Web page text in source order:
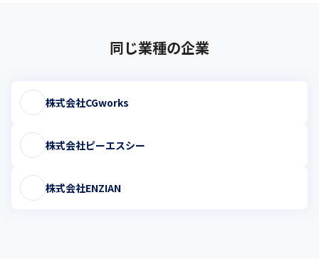
同じ業種の企業
株式会社CGworks
株式会社ピーエスシー
株式会社ENZIAN